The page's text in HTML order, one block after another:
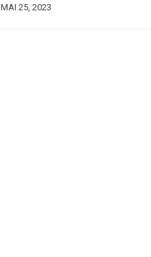
MAI 25, 2023